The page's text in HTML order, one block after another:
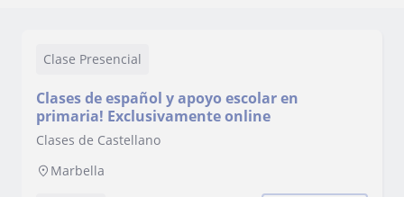
Clase Presencial
Clases de español y apoyo escolar en
primaria! Exclusivamente online
Clases de Castellano
Marbella